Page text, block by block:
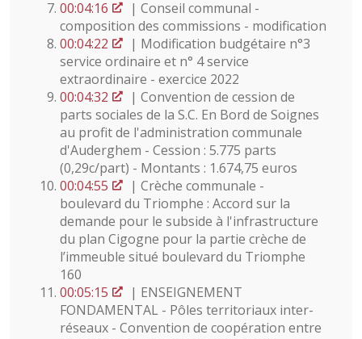
00:04:16
| Conseil communal -
composition des commissions - modification
00:04:22
| Modification budgétaire n°3
service ordinaire et n° 4 service
extraordinaire - exercice 2022
00:04:32
| Convention de cession de
parts sociales de la S.C. En Bord de Soignes
au profit de l'administration communale
d'Auderghem - Cession : 5.775 parts
(0,29c/part) - Montants : 1.674,75 euros
00:04:55
| Crèche communale -
boulevard du Triomphe : Accord sur la
demande pour le subside à l'infrastructure
du plan Cigogne pour la partie crèche de
l’immeuble situé boulevard du Triomphe
160
00:05:15
| ENSEIGNEMENT
FONDAMENTAL - Pôles territoriaux inter-
réseaux - Convention de coopération entre